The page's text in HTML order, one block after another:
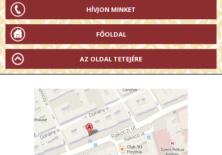
HÍVJON MINKET
FŐOLDAL
AZ OLDAL TETEJÉRE